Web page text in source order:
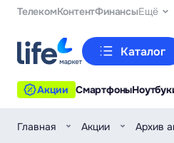
ТелекомКонтентФинансыЕщё
Каталог
Акции Смартфоны
Главная Акции Архив